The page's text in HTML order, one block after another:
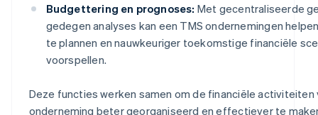
Budgettering en prognoses: Met gecentraliseerde
gedegen analyses kan een TMS ondernemingen
te plannen en nauwkeuriger toekomstige financiële
voorspellen.
Deze functies werken samen om de financiële activiteiten
onderneming beter georganiseerd en effectiever te